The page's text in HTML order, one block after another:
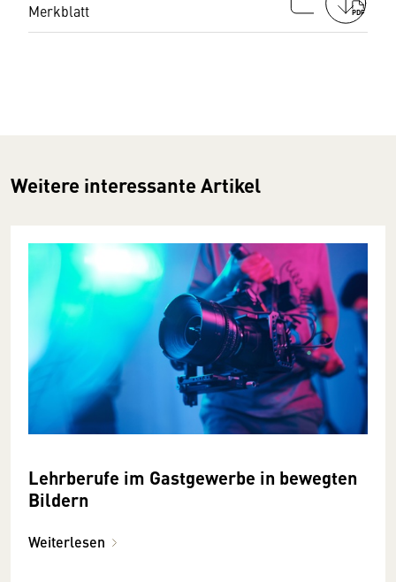
Merkblatt PDF
Weitere interessante Artikel
Lehrberufe im Gastgewerbe in bewegten
Bildern
Weiterlesen